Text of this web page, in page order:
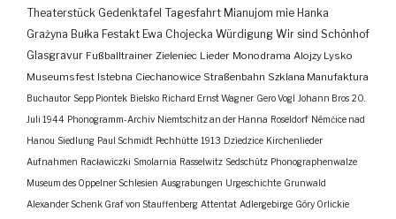
Theaterstück Gedenktafel Tagesfahrt Mianujom mie Hanka
Grażyna Bułka Festakt Ewa Chojecka Würdigung Wir sind Schönhof
Glasgravur Fußballtrainer Zieleniec Lieder Monodrama Alojzy Lysko
Museumsfest Istebna Ciechanowice Straßenbahn Szklana Manufaktura
Buchautor Sepp Piontek Bielsko Richard Ernst Wagner Gero Vogl Johann Bros 20.
Juli 1944 Phonogramm-Archiv Niemtschitz an der Hanna Roseldorf Némčice nad
Hanou Siedlung Paul Schmidt Pechhütte 1913 Dziedzice Kirchenlieder
Aufnahmen Racławiczki Smolarnia Rasselwitz Sedschütz Phonographenwalze
Museum des Oppelner Schlesien Ausgrabungen Urgeschichte Grunwald
Alexander Schenk Graf von Stauffenberg Attentat Adlergebirge Góry Orlickie